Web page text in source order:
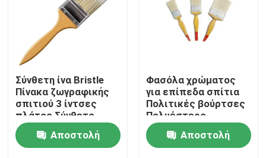
Γύρος εργοστασίων
επαφή
Νέα
Σύνθετη ίνα Bristle
Πίνακα ζωγραφικής
σπιτιού 3 ίντσες
πλάτος Σύνθετο
υλικό bristle
Σχεδιασμένο για
ομαλά φινίρισμα
Αποστολή
Φασόλα χρώματος
για επίπεδα σπίτια
Πολιτικές βούρτσες
Πολυέστερο
ανθεκτικό
επαγγελματικό
εργαλείο
Αποστολή